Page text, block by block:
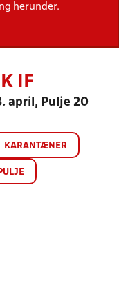
herunder.
IF
april, Pulje 20
KARANTÆNER